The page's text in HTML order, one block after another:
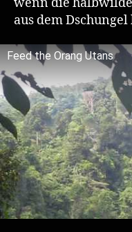
aus dem
Feed the Orang Utans